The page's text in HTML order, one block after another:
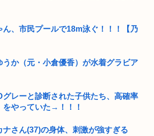
ん、市民プールで18m泳ぐ！！！【乃
うか（元・小倉優香）が水着グラビア
グレーと診断された子供たち、高確率
をやっていた→！！！
ナさん(37)の身体、刺激が強すぎる